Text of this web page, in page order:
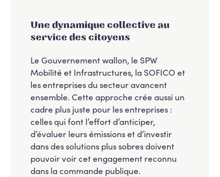
Une dynamique collective au
service des citoyens
Le Gouvernement wallon, le SPW
Mobilité et Infrastructures, la SOFICO et
les entreprises du secteur avancent
ensemble. Cette approche crée aussi un
cadre plus juste pour les entreprises :
celles qui font l’effort d’anticiper,
d’évaluer leurs émissions et d’investir
dans des solutions plus sobres doivent
pouvoir voir cet engagement reconnu
dans la commande publique.